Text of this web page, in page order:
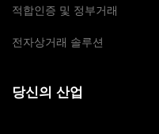
적합인증 및 정부거래
전자상거래 솔루션
당신의 산업